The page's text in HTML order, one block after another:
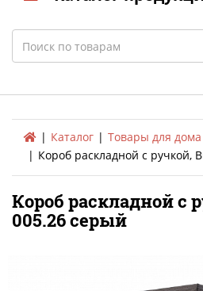
Search
Каталог
Товары для дома
Короб раскладной с ручкой,
Короб раскладной с
005.26 серый